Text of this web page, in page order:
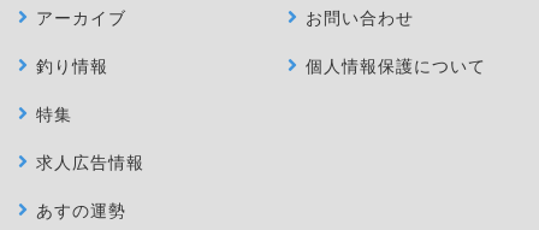
アーカイブ
釣り情報
特集
求人広告情報
あすの運勢
お問い合わせ
個人情報保護について